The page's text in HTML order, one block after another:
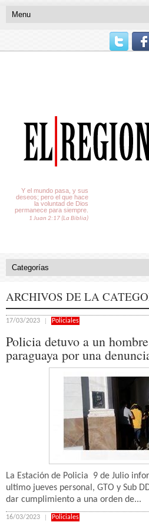
Y el mundo pasa, y sus
deseos; pero el que hace
la voluntad de Dios
permanece para siempre.
1 Juan 2:17 (La Biblia)
ARCHIVOS DE LA
17/03/2023 Policiales
Policia detuvo a un
paraguaya por una
La Estación de Policia 9 de Julio
ultimo jueves personal, GTO y Sub
dar cumplimiento a una orden de...
16/03/2023 Policiales